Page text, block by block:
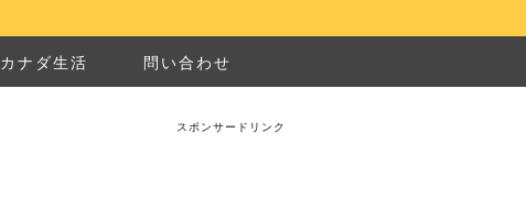
カナダ生活 問い合わせ
スポンサードリンク